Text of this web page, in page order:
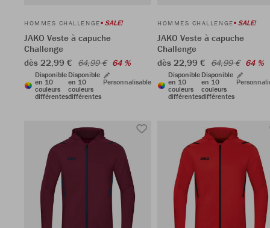
HOMMES CHALLENGE SALE!
JAKO Veste à capuche
Challenge
dès 22,99 € 64,99 € 64 %
Disponible
en 10
couleurs
différentes
Disponible
en 10
couleurs
différentes
Personnalisable
HOMMES CHALLENGE SALE!
JAKO Veste à capuche
Challenge
dès 22,99 € 64,99 € 64 %
Disponible
en 10
couleurs
différentes
Disponible
en 10
couleurs
différentes